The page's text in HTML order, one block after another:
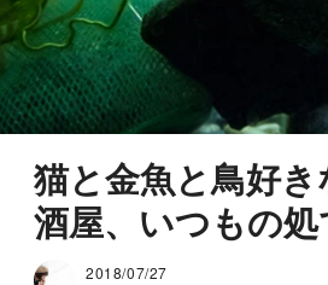
猫と金魚と鳥好
酒屋、いつもの
2018/07/27